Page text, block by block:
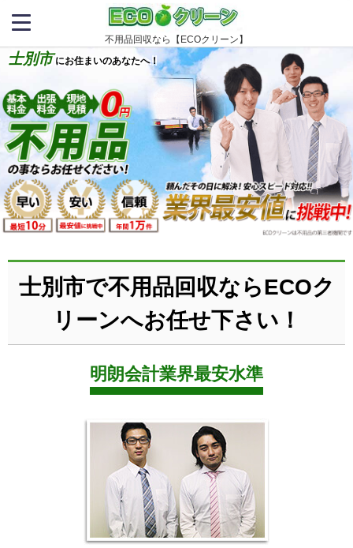
不用品回収なら【ECOクリーン】
士別市 にお住まいのあなたへ！
士別市で不用品回収ならECOク
リーンへお任せ下さい！
明朗会計業界最安水準